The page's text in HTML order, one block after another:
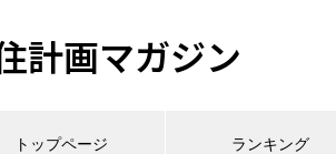
計画マガジン
トップページ ランキング